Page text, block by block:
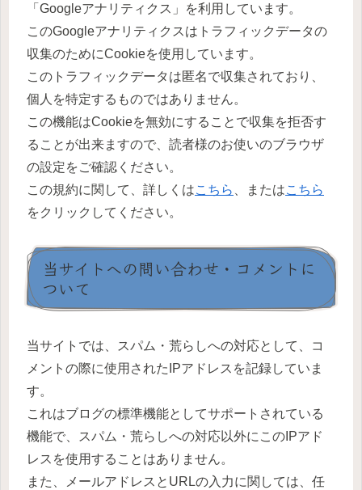
「Googleアナリティクス」を利用しています。
このGoogleアナリティクスはトラフィックデータの
収集のためにCookieを使用しています。
このトラフィックデータは匿名で収集されており、
個人を特定するものではありません。
この機能はCookieを無効にすることで収集を拒否す
ることが出来ますので、読者様のお使いのブラウザ
の設定をご確認ください。
この規約に関して、詳しくはこちら 、またはこちら
をクリックしてください。
当サイトへの問い合わせ・コメントに
ついて
当サイトでは、スパム・荒らしへの対応として、コ
メントの際に使用されたIPアドレスを記録していま
す。
これはブログの標準機能としてサポートされている
機能で、スパム・荒らしへの対応以外にこのIPアド
レスを使用することはありません。
また、メールアドレスとURLの入力に関しては、任